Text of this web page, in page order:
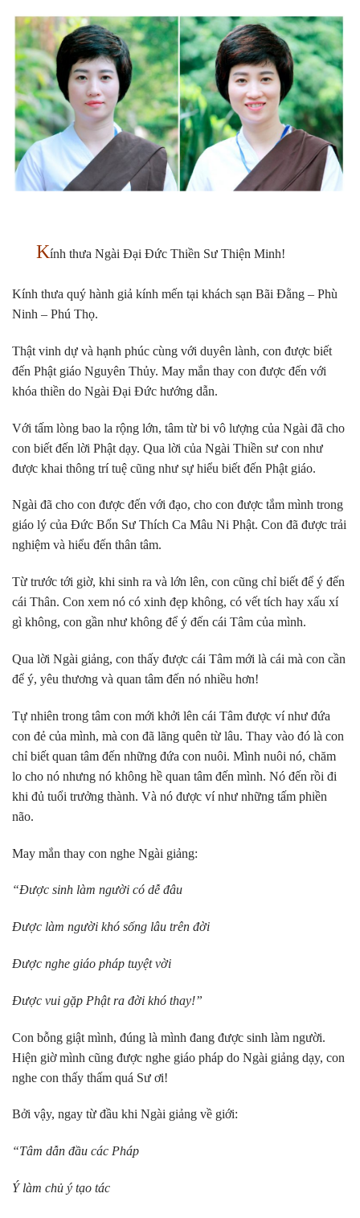
Kính thưa Ngài Đại Đức Thiền Sư Thiện Minh!
Kính thưa quý hành giả kính mến tại khách sạn Bãi Đằng – Phù
Ninh – Phú Thọ.
Thật vinh dự và hạnh phúc cùng với duyên lành, con được biết
đến Phật giáo Nguyên Thủy. May mắn thay con được đến với
khóa thiền do Ngài Đại Đức hướng dẫn.
Với tấm lòng bao la rộng lớn, tâm từ bi vô lượng của Ngài đã cho
con biết đến lời Phật dạy. Qua lời của Ngài Thiền sư con như
được khai thông trí tuệ cũng như sự hiểu biết đến Phật giáo.
Ngài đã cho con được đến với đạo, cho con được tắm mình trong
giáo lý của Đức Bổn Sư Thích Ca Mâu Ni Phật. Con đã được trải
nghiệm và hiểu đến thân tâm.
Từ trước tới giờ, khi sinh ra và lớn lên, con cũng chỉ biết để ý đến
cái Thân. Con xem nó có xinh đẹp không, có vết tích hay xấu xí
gì không, con gần như không để ý đến cái Tâm của mình.
Qua lời Ngài giảng, con thấy được cái Tâm mới là cái mà con cần
để ý, yêu thương và quan tâm đến nó nhiều hơn!
Tự nhiên trong tâm con mới khởi lên cái Tâm được ví như đứa
con đẻ của mình, mà con đã lãng quên từ lâu. Thay vào đó là con
chỉ biết quan tâm đến những đứa con nuôi. Mình nuôi nó, chăm
lo cho nó nhưng nó không hề quan tâm đến mình. Nó đến rồi đi
khi đủ tuổi trưởng thành. Và nó được ví như những tấm phiền
não.
May mắn thay con nghe Ngài giảng:
“Được sinh làm người có dễ đâu
Được làm người khó sống lâu trên đời
Được nghe giáo pháp tuyệt vời
Được vui gặp Phật ra đời khó thay!”
Con bỗng giật mình, đúng là mình đang được sinh làm người.
Hiện giờ mình cũng được nghe giáo pháp do Ngài giảng dạy, con
nghe con thấy thấm quá Sư ơi!
Bởi vậy, ngay từ đầu khi Ngài giảng về giới:
“Tâm dẫn đầu các Pháp
Ý làm chủ ý tạo tác